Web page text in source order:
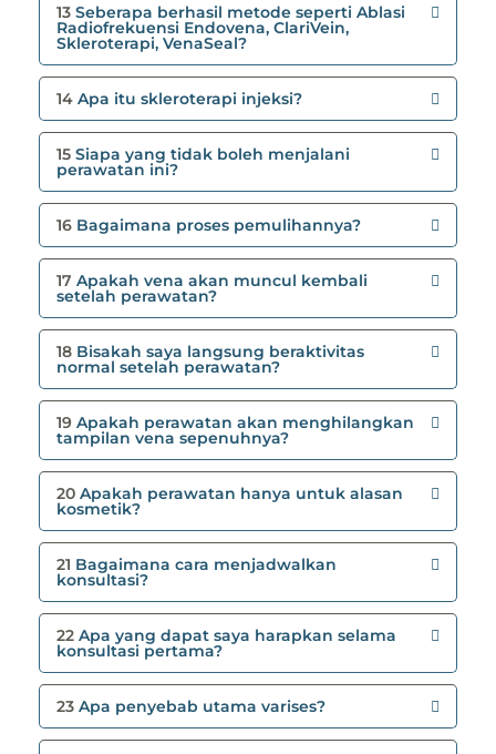
13 Seberapa berhasil metode seperti Ablasi
Radiofrekuensi Endovena, ClariVein,
Skleroterapi, VenaSeal?
14 Apa itu skleroterapi injeksi?
15 Siapa yang tidak boleh menjalani
perawatan ini?
16 Bagaimana proses pemulihannya?
17 Apakah vena akan muncul kembali
setelah perawatan?
18 Bisakah saya langsung beraktivitas
normal setelah perawatan?
19 Apakah perawatan akan menghilangkan
tampilan vena sepenuhnya?
20 Apakah perawatan hanya untuk alasan
kosmetik?
21 Bagaimana cara menjadwalkan
konsultasi?
22 Apa yang dapat saya harapkan selama
konsultasi pertama?
23 Apa penyebab utama varises?